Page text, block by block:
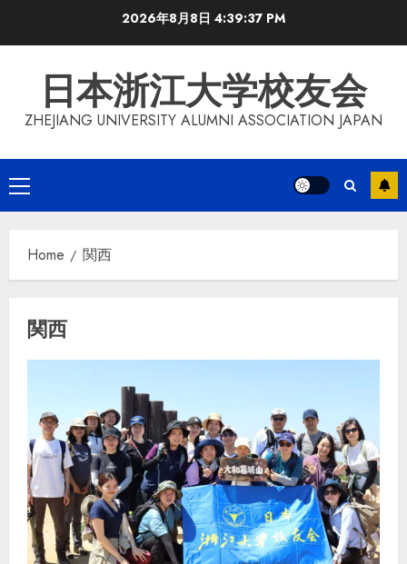
2026年8月8日 4:39:37 PM
日本浙江大学校友会
ZHEJIANG UNIVERSITY ALUMNI ASSOCIATION JAPAN
Primary
Menu
Home 関西
関西